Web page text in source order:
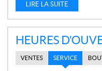
LIRE LA SUITE
HEURES
VENTES SERVICE